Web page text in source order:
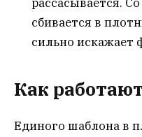
рассасывается.
сбивается в
сильно искажает
Как
Единого шаблона в